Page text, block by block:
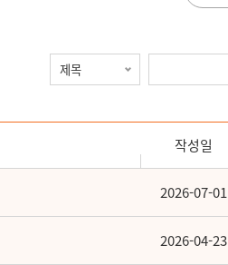
작성일
2026-07-01
2026-04-23